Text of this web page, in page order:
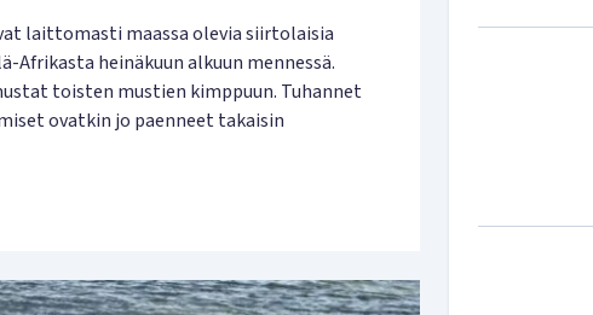
laittomasti maassa olevia siirtolaisia
heinäkuun alkuun mennessä.
toisten mustien kimppuun. Tuhannet
ovatkin jo paenneet takaisin